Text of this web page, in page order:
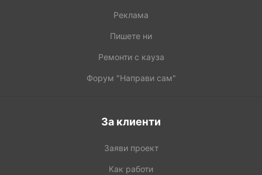
Реклама
Пишете ни
Ремонти с кауза
Форум "Направи сам"
За клиенти
Заяви проект
Как работи